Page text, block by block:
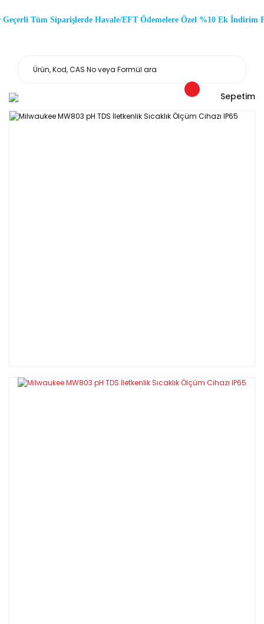
Tüm Siparişlerde Havale/EFT Ödemelere Özel %10 Ek İndirim
Sepetim